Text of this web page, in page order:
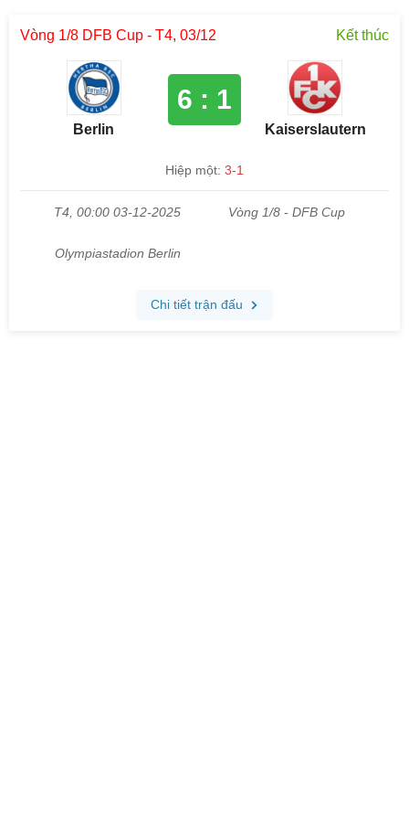
Vòng 1/8 DFB Cup - T4, 03/12 Kết thúc
Berlin
6 : 1
Kaiserslautern
Hiệp một: 3-1
T4, 00:00 03-12-2025 Vòng 1/8 - DFB Cup
Olympiastadion Berlin
Chi tiết trận đấu